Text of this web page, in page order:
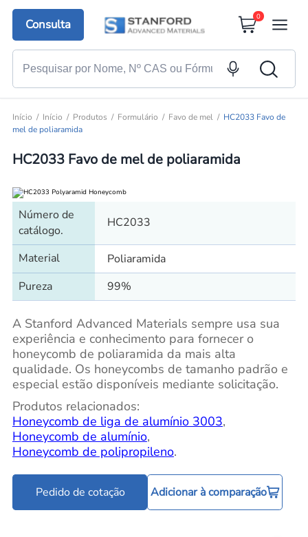
Consulta
0
Início Início Produtos Formulário Favo de mel
HC2033 Favo de
mel de poliaramida
HC2033 Favo de mel de poliaramida
Número de
catálogo.
HC2033
Material
Poliaramida
Pureza
99%
A Stanford Advanced Materials sempre usa sua
experiência e conhecimento para fornecer o
honeycomb de poliaramida da mais alta
qualidade. Os honeycombs de tamanho padrão e
especial estão disponíveis mediante solicitação.
Produtos relacionados:
Honeycomb de liga de alumínio 3003,
Honeycomb de alumínio,
Honeycomb de polipropileno.
Pedido de cotação Adicionar à comparação